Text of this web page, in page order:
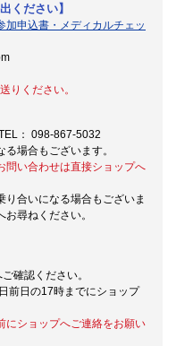
ください】
申込書・メディカルチェッ
りください。
： 098-867-5032
場合もございます。
い合わせは直接ショップへ
合いになる場合もございま
尋ねください。
確認ください。
前日の17時までにショップ
ショップへご連絡をお願い